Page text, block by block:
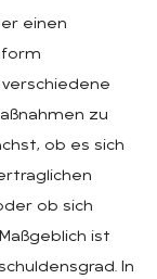
einen
zu
ob es sich
ob sich
ist
In